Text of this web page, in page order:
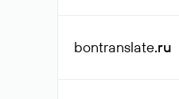
bontranslate.ru